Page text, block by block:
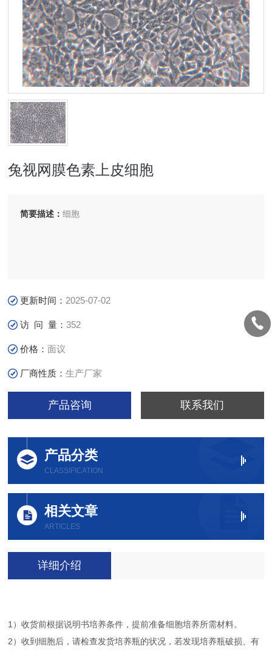
兔视网膜色素上皮细胞
简要描述：细胞
更新时间： 2025-07-02
访 问 量：352
价格：面议
厂商性质：生产厂家
产品咨询 联系我们
产品分类
CLASSIFICATION
相关文章
ARTICLES
详细介绍
1）收货前根据说明书培养条件，提前准备细胞培养所需材料。
2）收到细胞后，请检查发货培养瓶的状况，若发现培养瓶破损、有